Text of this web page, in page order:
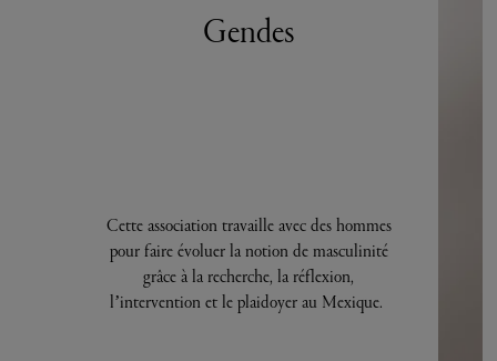
Gendes
Cette association travaille avec des hommes
pour faire évoluer la notion de masculinité
grâce à la recherche, la réflexion,
l’intervention et le plaidoyer au Mexique.